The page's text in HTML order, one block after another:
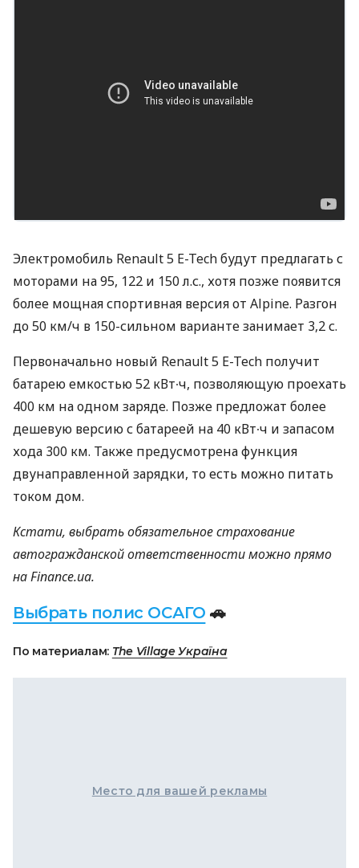
Электромобиль Renault 5 E-Tech будут предлагать с
моторами на 95, 122 и 150 л.с., хотя позже появится
более мощная спортивная версия от Alpine. Разгон
до 50 км/ч в 150-сильном варианте занимает 3,2 с.
Первоначально новый Renault 5 E-Tech получит
батарею емкостью 52 кВт∙ч, позволяющую проехать
400 км на одном заряде. Позже предложат более
дешевую версию с батареей на 40 кВт∙ч и запасом
хода 300 км. Также предусмотрена функция
двунаправленной зарядки, то есть можно питать
током дом.
Кстати, выбрать обязательное страхование
автогражданской ответственности можно прямо
на Finance.ua.
Выбрать полис ОСАГО 🚗
По материалам: The Village Україна
Место для вашей рекламы